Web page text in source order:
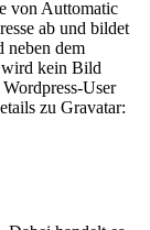
von Auttomatic
ab und bildet
neben dem
wird kein Bild
User
zu Gravatar: